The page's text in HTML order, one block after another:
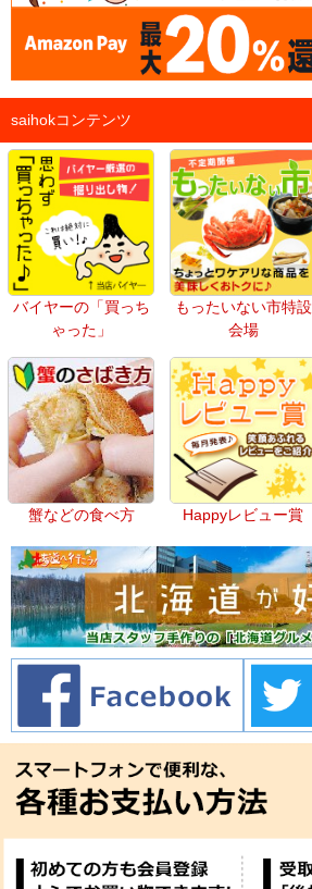
saihokコンテンツ
バイヤーの「買っち
ゃった」
もったいない市特設
会場
蟹などの食べ方 Happyレビュー賞